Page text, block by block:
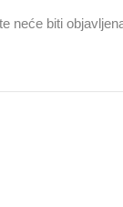
neće biti